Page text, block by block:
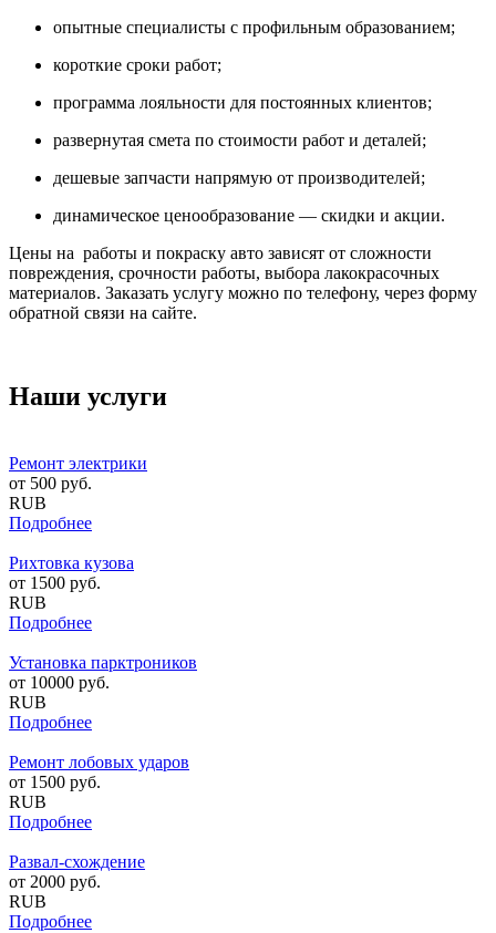
опытные специалисты с профильным образованием;
короткие сроки работ;
программа лояльности для постоянных клиентов;
развернутая смета по стоимости работ и деталей;
дешевые запчасти напрямую от производителей;
динамическое ценообразование — скидки и акции.
Цены на работы и покраску авто зависят от сложности
повреждения, срочности работы, выбора лакокрасочных
материалов. Заказать услугу можно по телефону, через форму
обратной связи на сайте.
Наши услуги
Ремонт электрики
от 500 руб.
RUB
Подробнее
Рихтовка кузова
от 1500 руб.
RUB
Подробнее
Установка парктроников
от 10000 руб.
RUB
Подробнее
Ремонт лобовых ударов
от 1500 руб.
RUB
Подробнее
Развал-схождение
от 2000 руб.
RUB
Подробнее